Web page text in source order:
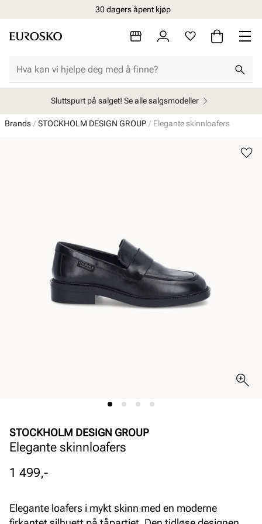
30 dagers åpent kjøp
Sluttspurt på salget! Se alle salgsmodeller
Brands STOCKHOLM DESIGN GROUP Elegante skinnloafers
STOCKHOLM DESIGN GROUP
Elegante skinnloafers
Pris
1 499,-
Elegante loafers i mykt skinn med en moderne